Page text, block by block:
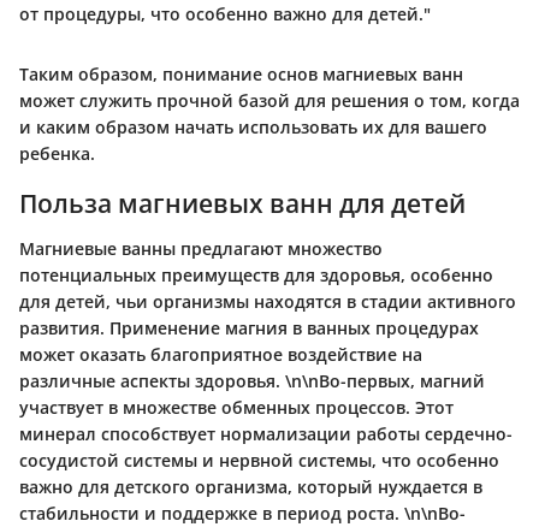
от процедуры, что особенно важно для детей."
Таким образом, понимание основ магниевых ванн
может служить прочной базой для решения о том, когда
и каким образом начать использовать их для вашего
ребенка.
Польза магниевых ванн для детей
Магниевые ванны предлагают множество
потенциальных преимуществ для здоровья, особенно
для детей, чьи организмы находятся в стадии активного
развития. Применение магния в ванных процедурах
может оказать благоприятное воздействие на
различные аспекты здоровья. \n\nВо-первых, магний
участвует в множестве обменных процессов. Этот
минерал способствует нормализации работы сердечно-
сосудистой системы и нервной системы, что особенно
важно для детского организма, который нуждается в
стабильности и поддержке в период роста. \n\nВо-